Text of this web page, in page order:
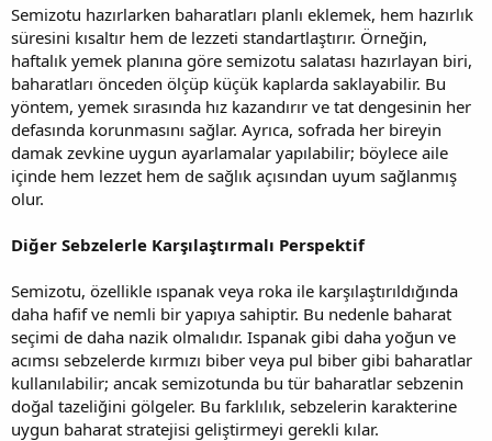
Semizotu hazırlarken baharatları planlı eklemek, hem hazırlık
süresini kısaltır hem de lezzeti standartlaştırır. Örneğin,
haftalık yemek planına göre semizotu salatası hazırlayan biri,
baharatları önceden ölçüp küçük kaplarda saklayabilir. Bu
yöntem, yemek sırasında hız kazandırır ve tat dengesinin her
defasında korunmasını sağlar. Ayrıca, sofrada her bireyin
damak zevkine uygun ayarlamalar yapılabilir; böylece aile
içinde hem lezzet hem de sağlık açısından uyum sağlanmış
olur.
Diğer Sebzelerle Karşılaştırmalı Perspektif
Semizotu, özellikle ıspanak veya roka ile karşılaştırıldığında
daha hafif ve nemli bir yapıya sahiptir. Bu nedenle baharat
seçimi de daha nazik olmalıdır. Ispanak gibi daha yoğun ve
acımsı sebzelerde kırmızı biber veya pul biber gibi baharatlar
kullanılabilir; ancak semizotunda bu tür baharatlar sebzenin
doğal tazeliğini gölgeler. Bu farklılık, sebzelerin karakterine
uygun baharat stratejisi geliştirmeyi gerekli kılar.